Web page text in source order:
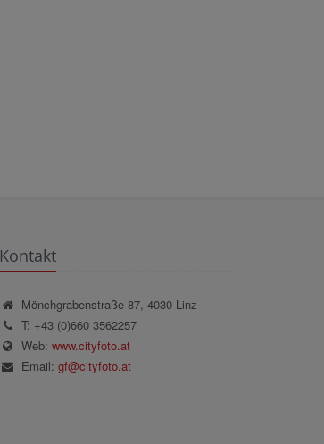
Kontakt
Mönchgrabenstraße 87, 4030 Linz
T: +43 (0)660 3562257
Web: www.cityfoto.at
Email: gf@cityfoto.at